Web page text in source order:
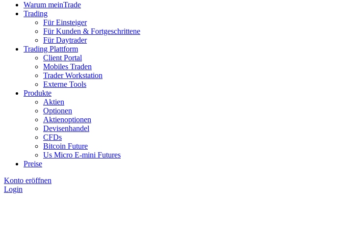
Warum meinTrade
Trading
Für Einsteiger
Für Kunden & Fortgeschrittene
Für Daytrader
Trading Plattform
Client Portal
Mobiles Traden
Trader Workstation
Externe Tools
Produkte
Aktien
Optionen
Aktienoptionen
Devisenhandel
CFDs
Bitcoin Future
Us Micro E-mini Futures
Preise
Konto eröffnen
Login